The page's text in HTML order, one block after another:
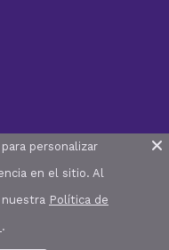
personalizar
en el sitio. Al
Política de
.